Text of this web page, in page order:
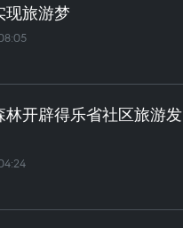
现旅游梦
林开辟得乐省社区旅游发